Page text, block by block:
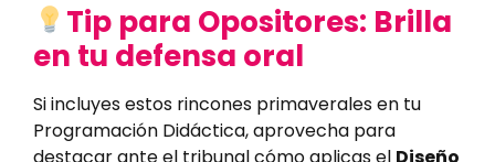
Tip para Opositores: Brilla
en tu defensa oral
Si incluyes estos rincones primaverales en tu
Programación Didáctica, aprovecha para
destacar ante el tribunal cómo aplicas el Diseño